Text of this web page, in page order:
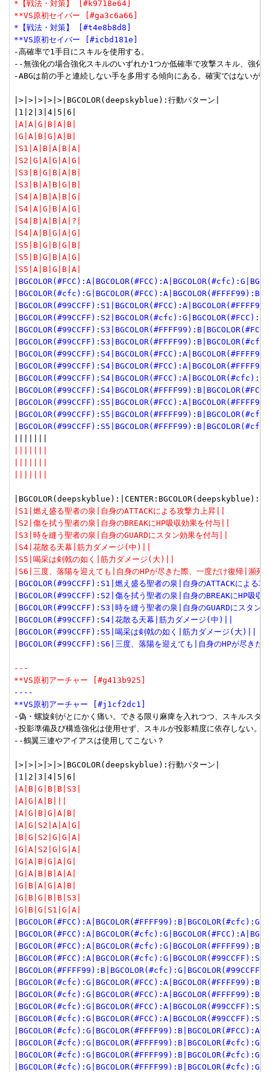
*【戦法・対策】 [#k9718e64]
**VS原初セイバー [#ga3c6a66]
*【戦法・対策】 [#t4e8b8d8]
**VS原初セイバー [#icbd181e]
-高確率で1手目にスキルを使用する。
--無強化の場合強化スキルのいずれか1つか低確率で攻撃スキル、強化
-ABGは前の手と連続しない手を多用する傾向にある。確実ではないが2
|>|>|>|>|>|BGCOLOR(deepskyblue):行動パターン|
|A|A|G|B|A|B|
|G|A|B|G|A|B|
|S1|A|B|A|B|A|
|S2|G|A|G|A|G|
|S3|B|G|B|A|B|
|S3|B|A|B|G|B|
|S4|A|B|A|B|G|
|S4|A|G|B|A|G|
|S4|B|A|B|A|?|
|S4|A|B|G|A|G|
|S5|B|G|B|G|B|
|S5|B|G|B|A|G|
|S5|A|B|G|B|A|
|S1|燃え盛る聖者の泉|自身のATTACKによる攻撃力上昇||
|S2|傷を拭う聖者の泉|自身のBREAKにHP吸収効果を付与||
|S3|時を縫う聖者の泉|自身のGUARDにスタン効果を付与||
|S4|花散る天幕|筋力ダメージ(中)||
|S5|喝采は剣戟の如く|筋力ダメージ(大)||
|S6|三度、落陽を迎えても|自身のHPが尽きた際、一度だけ復帰|瀕死
|BGCOLOR(#99CCFF):S1|燃え盛る聖者の泉|自身のATTACKによる
|BGCOLOR(#99CCFF):S2|傷を拭う聖者の泉|自身のBREAKにHP吸収
|BGCOLOR(#99CCFF):S3|時を縫う聖者の泉|自身のGUARDにスタン
|BGCOLOR(#99CCFF):S4|花散る天幕|筋力ダメージ(中)||
|BGCOLOR(#99CCFF):S5|喝采は剣戟の如く|筋力ダメージ(大)||
|BGCOLOR(#99CCFF):S6|三度、落陽を迎えても|自身のHPが尽きた
---
**VS原初アーチャー [#g413b925]
----
**VS原初アーチャー [#j1cf2dc1]
-偽・螺旋剣がとにかく痛い。できる限り麻痺を入れつつ、スキルスタ
-投影準備及び構造強化は使用せず、スキルが投影精度に依存しない。
--鶴翼三連やアイアスは使用してこない？
|>|>|>|>|>|BGCOLOR(deepskyblue):行動パターン|
|A|B|G|B|B|S3|
|A|G|A|B|||
|A|G|B|G|A|B|
|A|G|S2|A|A|G|
|B|G|S2|G|G|A|
|G|A|S2|G|G|A|
|G|A|B|G|A|G|
|G|A|B|B|A|A|
|G|B|A|G|A|B|
|G|B|G|B|B|S3|
|G|B|G|S1|G|A|